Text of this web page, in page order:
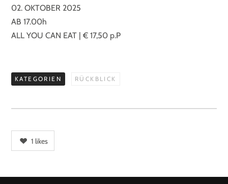
02. OKTOBER 2025
AB 17.00h
ALL YOU CAN EAT | € 17,50 p.P
KATEGORIEN RÜCKBLICK
1 likes